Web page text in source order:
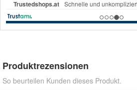
Produktrezensionen
So beurteilen Kunden dieses Produkt.